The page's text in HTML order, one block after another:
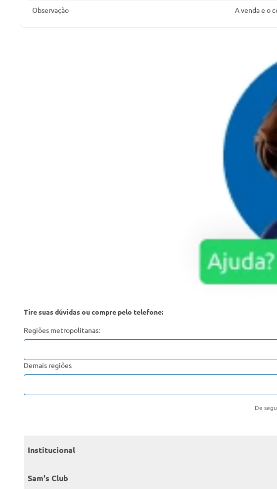
Observação A venda e o
Tire suas dúvidas ou compre pelo telefone:
Regiões metropolitanas:
Demais regiões
De
Institucional
Quem somos
Sam's Club